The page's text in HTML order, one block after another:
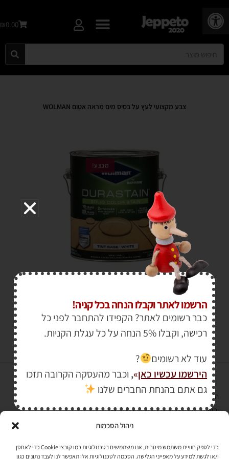
פתח סרגל נגישות
ניהול הסכמות
כדי לספק חוויית משתמש מיטבית, אנו משתמשים בטכנולוגיות כמו קובצי Cookie כדי לאחסן
ו/או לגשת למידע על מאפייני הגלישה. הסכמה לטכנולוגיות אלו תאפשר לנו לעבד נתונים כגון
₪0.00
צבע מקצועי לעץ על בסיס מים מראה אטום WOLMAN
מבצע!
והעומד בתקן אבטחה PCI DSS Level-1
לתקנון האתר»
הרשמו לאתר וקבלו הנחה בכל קניה!
כבר רשומים לאתר? הקפידו להתחבר לפני כל
רכישה, וקבלו 5% הנחה על כל עגלת הקניות.
עוד לא רשומים
?
הירשמו עכשיו כאן»
, וכבר מהעסקה הקרובה תזכו
גם אתם בהנחת החברים שלנו